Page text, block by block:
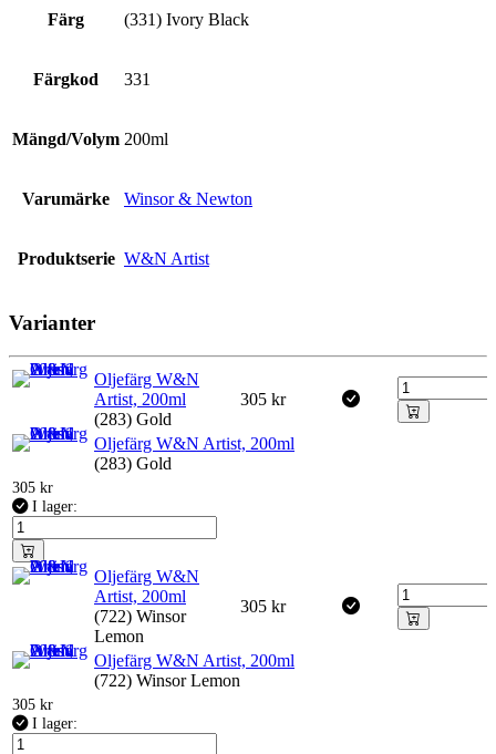
Färg (331) Ivory Black
Färgkod 331
Mängd/Volym 200ml
Varumärke Winsor & Newton
Produktserie W&N Artist
Varianter
Oljefärg W&N
Artist, 200ml
(283) Gold
305 kr
Oljefärg W&N Artist, 200ml
(283) Gold
305 kr
I lager:
Oljefärg W&N
Artist, 200ml
(722) Winsor
Lemon
305 kr
Oljefärg W&N Artist, 200ml
(722) Winsor Lemon
305 kr
I lager: